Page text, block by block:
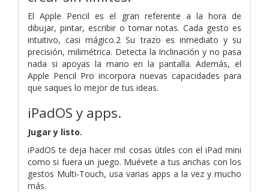
El Apple Pencil es el gran referente a la hora de
dibujar, pintar, escribir o tomar notas. Cada gesto es
intuitivo, casi mágico.2 Su trazo es inmediato y su
precisión, milimétrica. Detecta la inclinación y no pasa
nada si apoyas la mano en la pantalla. Además, el
Apple Pencil Pro incorpora nuevas capacidades para
que saques lo mejor de tus ideas.
iPadOS y apps.
Jugar y listo.
iPadOS te deja hacer mil cosas útiles con el iPad mini
como si fuera un juego. Muévete a tus anchas con los
gestos Multi‑Touch, usa varias apps a la vez y mucho
más.